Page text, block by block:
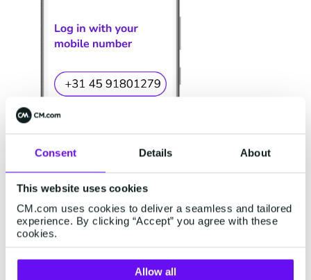
Consent Details About
This website uses cookies
CM.com uses cookies to deliver a seamless and tailored
experience. By clicking “Accept” you agree with these
cookies.
Allow all